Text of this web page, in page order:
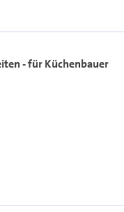
- für Küchenbauer